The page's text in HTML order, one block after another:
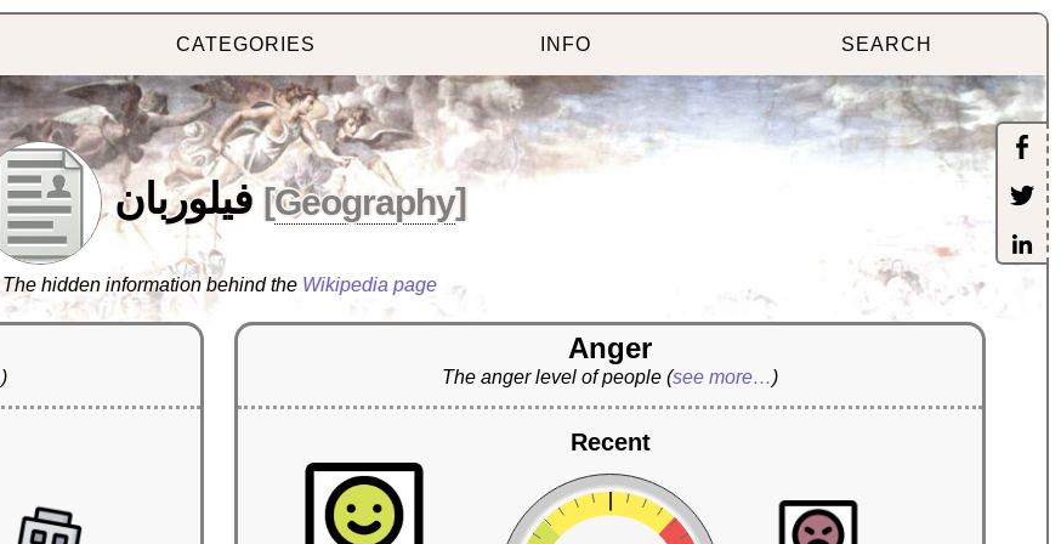
CATEGORIES INFO SEARCH
فيلوربان [Geography]
The hidden information behind the Wikipedia page
)
Anger
The anger level of people(see more…)
Recent